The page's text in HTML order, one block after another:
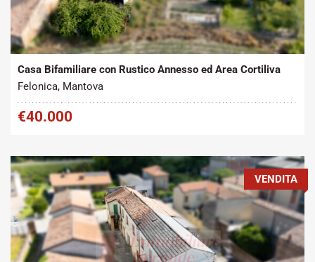
Tipo contratto:
Vendita
Metratura Commerciale:
150 m2
Casa Bifamiliare con Rustico Annesso ed Area Cortiliva
Felonica, Mantova
€40.000
VENDITA